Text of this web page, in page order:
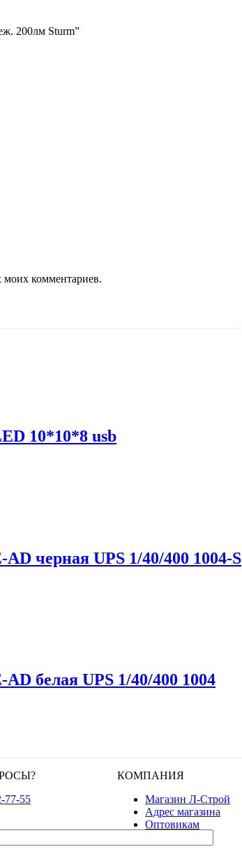
200лм Sturm”
моих комментариев.
10*10*8 usb
черная UPS 1/40/400 1004-S
белая UPS 1/40/400 1004
77-55
КОМПАНИЯ
Магазин Л-Строй
Адрес магазина
Оптовикам